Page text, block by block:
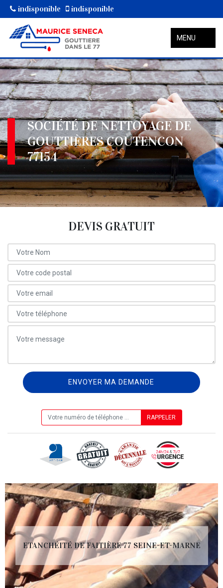
indisponible indisponible
MENU
SOCIÉTÉ DE NETTOYAGE DE
GOUTTIÈRES COUTENCON
77154
DEVIS GRATUIT
ETANCHÉITÉ DE FAITIÈRE 77 SEINE-ET-MARNE